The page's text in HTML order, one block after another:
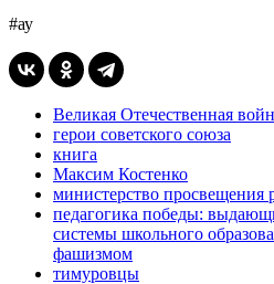
#ау
Великая Отечественная
герои советского союза
книга
Максим Костенко
министерство просвещения
педагогика победы:
системы школьного
фашизмом
тимуровцы